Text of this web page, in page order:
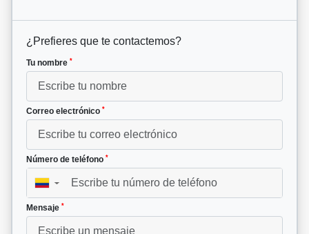
¿Prefieres que te contactemos?
Tu nombre *
Correo electrónico *
Número de teléfono *
▼
Mensaje *